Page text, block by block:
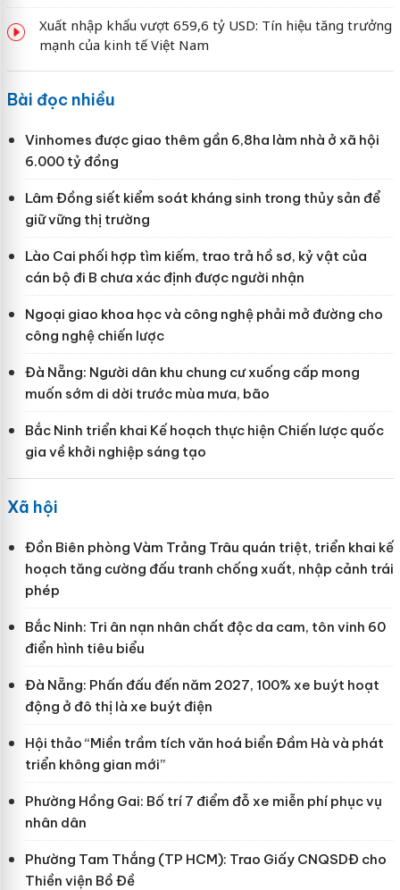
Xuất nhập khẩu vượt 659,6 tỷ USD: Tín hiệu tăng trưởng
mạnh của kinh tế Việt Nam
Bài đọc nhiều
Vinhomes được giao thêm gần 6,8ha làm nhà ở xã hội
6.000 tỷ đồng
Lâm Đồng siết kiểm soát kháng sinh trong thủy sản để
giữ vững thị trường
Lào Cai phối hợp tìm kiếm, trao trả hồ sơ, kỷ vật của
cán bộ đi B chưa xác định được người nhận
Ngoại giao khoa học và công nghệ phải mở đường cho
công nghệ chiến lược
Đà Nẵng: Người dân khu chung cư xuống cấp mong
muốn sớm di dời trước mùa mưa, bão
Bắc Ninh triển khai Kế hoạch thực hiện Chiến lược quốc
gia về khởi nghiệp sáng tạo
Xã hội
Đồn Biên phòng Vàm Trảng Trâu quán triệt, triển khai kế
hoạch tăng cường đấu tranh chống xuất, nhập cảnh trái
phép
Bắc Ninh: Tri ân nạn nhân chất độc da cam, tôn vinh 60
điển hình tiêu biểu
Đà Nẵng: Phấn đấu đến năm 2027, 100% xe buýt hoạt
động ở đô thị là xe buýt điện
Hội thảo “Miền trầm tích văn hoá biển Đầm Hà và phát
triển không gian mới”
Phường Hồng Gai: Bố trí 7 điểm đỗ xe miễn phí phục vụ
nhân dân
Phường Tam Thắng (TP HCM): Trao Giấy CNQSDĐ cho
Thiền viện Bồ Đề